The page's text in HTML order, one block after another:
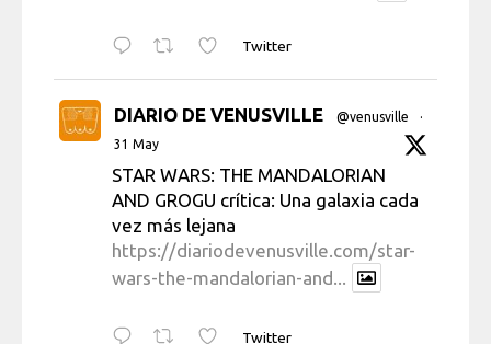
Twitter
DIARIO DE VENUSVILLE @venusville
·
31 May
STAR WARS: THE MANDALORIAN
AND GROGU crítica: Una galaxia cada
vez más lejana
https://diariodevenusville.com/star-
wars-the-mandalorian-and...
Twitter